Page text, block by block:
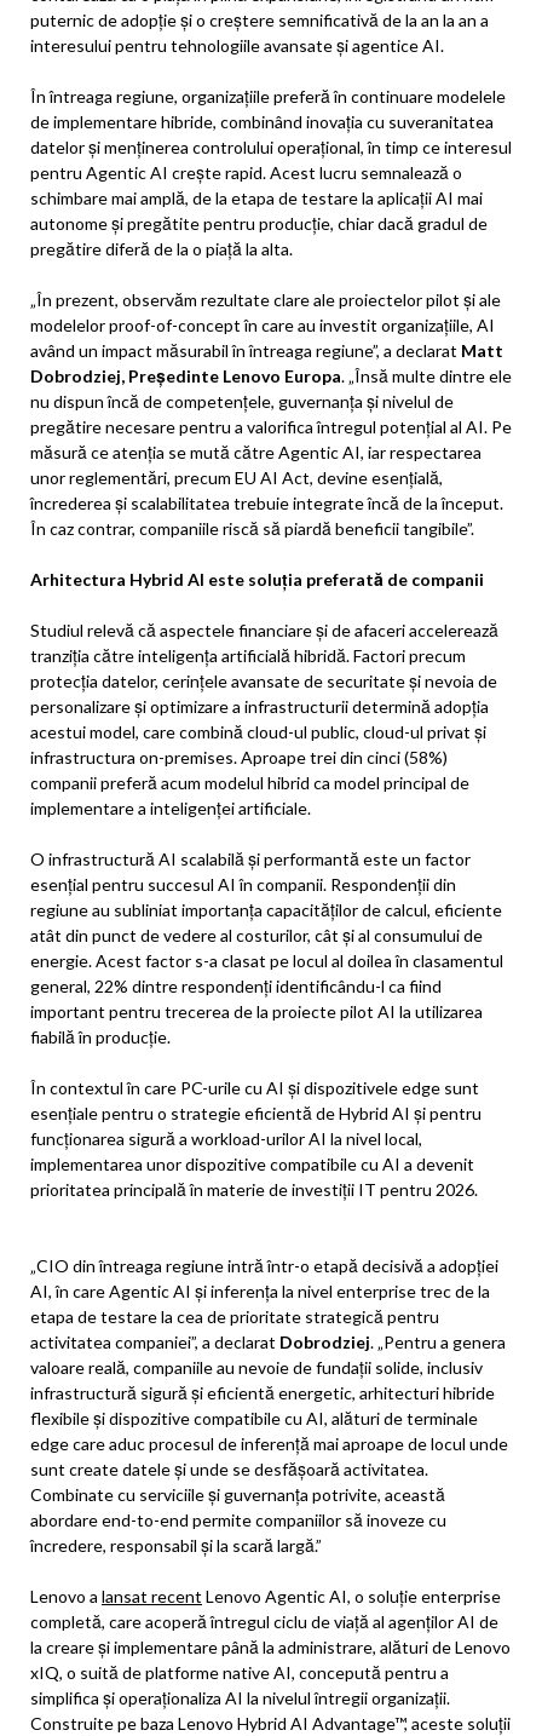
puternic de adopție și o creștere semnificativă de la an la an a
interesului pentru tehnologiile avansate și agentice AI.
În întreaga regiune, organizațiile preferă în continuare modelele
de implementare hibride, combinând inovația cu suveranitatea
datelor și menținerea controlului operațional, în timp ce interesul
pentru Agentic AI crește rapid. Acest lucru semnalează o
schimbare mai amplă, de la etapa de testare la aplicații AI mai
autonome și pregătite pentru producție, chiar dacă gradul de
pregătire diferă de la o piață la alta.
„În prezent, observăm rezultate clare ale proiectelor pilot și ale
modelelor proof-of-concept în care au investit organizațiile, AI
având un impact măsurabil în întreaga regiune”, a declarat Matt
Dobrodziej, Președinte Lenovo Europa. „Însă multe dintre ele
nu dispun încă de competențele, guvernanța și nivelul de
pregătire necesare pentru a valorifica întregul potențial al AI. Pe
măsură ce atenția se mută către Agentic AI, iar respectarea
unor reglementări, precum EU AI Act, devine esențială,
încrederea și scalabilitatea trebuie integrate încă de la început.
În caz contrar, companiile riscă să piardă beneficii tangibile”.
Arhitectura Hybrid AI este soluția preferată de companii
Studiul relevă că aspectele financiare și de afaceri accelerează
tranziția către inteligența artificială hibridă. Factori precum
protecția datelor, cerințele avansate de securitate și nevoia de
personalizare și optimizare a infrastructurii determină adopția
acestui model, care combină cloud-ul public, cloud-ul privat și
infrastructura on-premises. Aproape trei din cinci (58%)
companii preferă acum modelul hibrid ca model principal de
implementare a inteligenței artificiale.
O infrastructură AI scalabilă și performantă este un factor
esențial pentru succesul AI în companii. Respondenții din
regiune au subliniat importanța capacităților de calcul, eficiente
atât din punct de vedere al costurilor, cât și al consumului de
energie. Acest factor s-a clasat pe locul al doilea în clasamentul
general, 22% dintre respondenți identificându-l ca fiind
important pentru trecerea de la proiecte pilot AI la utilizarea
fiabilă în producție.
În contextul în care PC-urile cu AI și dispozitivele edge sunt
esențiale pentru o strategie eficientă de Hybrid AI și pentru
funcționarea sigură a workload-urilor AI la nivel local,
implementarea unor dispozitive compatibile cu AI a devenit
prioritatea principală în materie de investiții IT pentru 2026.
„CIO din întreaga regiune intră într-o etapă decisivă a adopției
AI, în care Agentic AI și inferența la nivel enterprise trec de la
etapa de testare la cea de prioritate strategică pentru
activitatea companiei”, a declarat Dobrodziej. „Pentru a genera
valoare reală, companiile au nevoie de fundații solide, inclusiv
infrastructură sigură și eficientă energetic, arhitecturi hibride
flexibile și dispozitive compatibile cu AI, alături de terminale
edge care aduc procesul de inferență mai aproape de locul unde
sunt create datele și unde se desfășoară activitatea.
Combinate cu serviciile și guvernanța potrivite, această
abordare end-to-end permite companiilor să inoveze cu
încredere, responsabil și la scară largă.”
Lenovo a lansat recent Lenovo Agentic AI, o soluție enterprise
completă, care acoperă întregul ciclu de viață al agenților AI de
la creare și implementare până la administrare, alături de Lenovo
xIQ, o suită de platforme native AI, concepută pentru a
simplifica și operaționaliza AI la nivelul întregii organizații.
Construite pe baza Lenovo Hybrid AI Advantage™, aceste soluții